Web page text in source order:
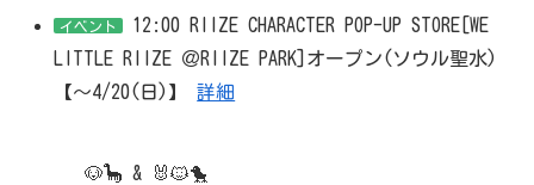
イベント
12:00 RIIZE CHARACTER POP-UP STORE[WE
LITTLE RIIZE ＠RIIZE PARK]オープン(ソウル聖水)
【～4/20(日)】詳細
🐶🦕 & 🐰🐱🐤